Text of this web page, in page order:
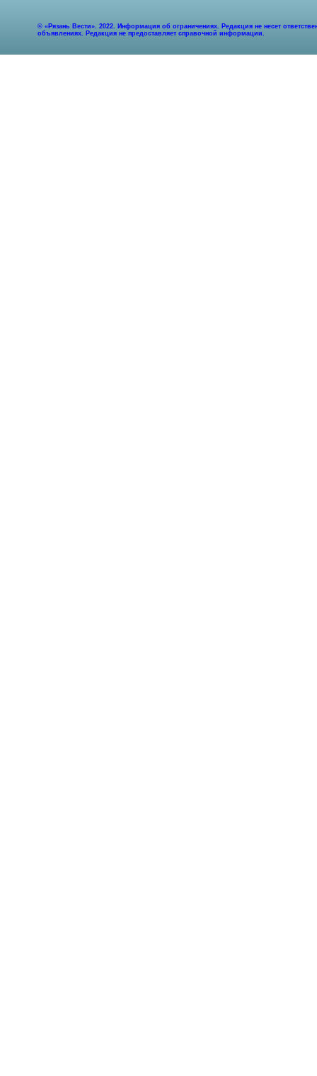
© «Рязань Вести». 2022. Информация об ограничениях. Редакция не несет
объявлениях. Редакция не предоставляет справочной информации.